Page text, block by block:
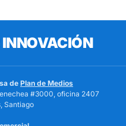
INNOVACIÓN
de Plan de Medios
#3000, oficina 2407
Santiago